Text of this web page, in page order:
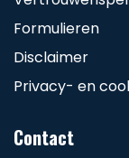
Formulieren
Disclaimer
Privacy- en
Contact